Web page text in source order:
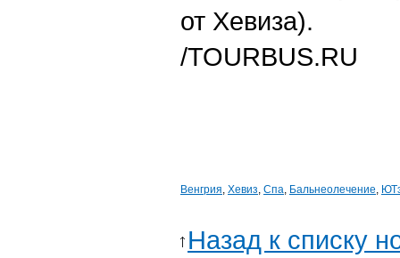
от Хевиза).
/TOURBUS.RU
Венгрия, Хевиз, Спа, Бальнеолечение,
Назад к списку